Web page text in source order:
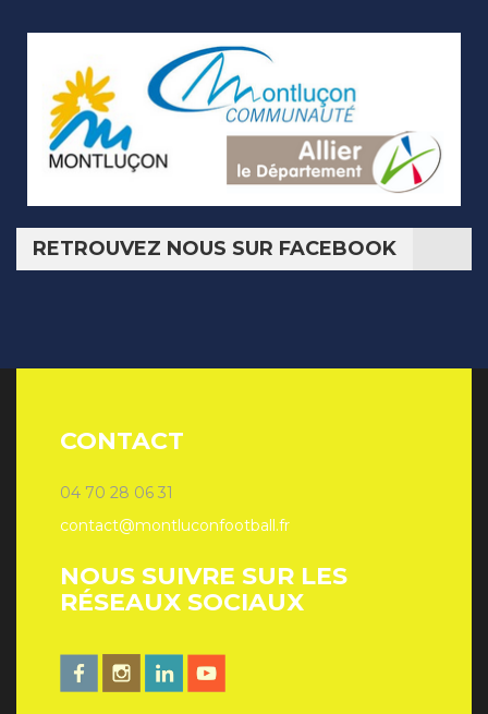
RETROUVEZ NOUS SUR FACEBOOK
CONTACT
04 70 28 06 31
contact@montluconfootball.fr
NOUS SUIVRE SUR LES
RÉSEAUX SOCIAUX